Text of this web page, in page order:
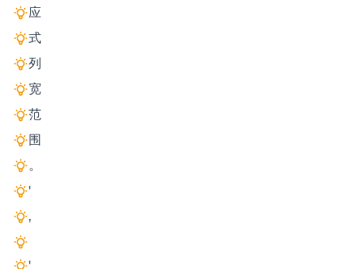
应
式
列
宽
范
围
。
'
,
'